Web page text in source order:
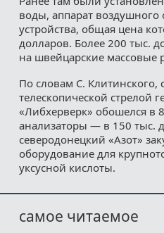
воды, аппарат
устройства, общая цена
долларов. Более 200 тыс.
на швейцарские массовые
По словам С. Клитинского,
телескопической стрелой
«Либхерверк» обошелся в
анализаторы — в 150 тыс.
северодонецкий «Азот»
оборудование для
уксусной кислоты.
самое читаемое